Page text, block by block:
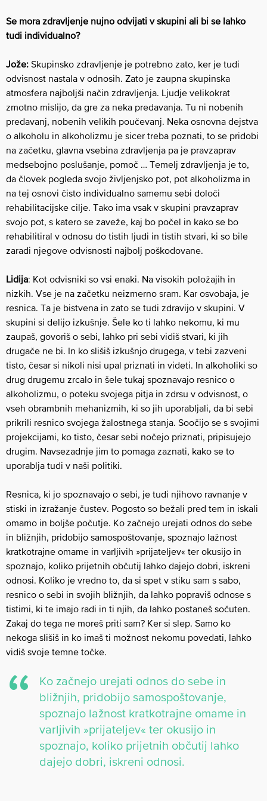
Se mora zdravljenje nujno odvijati v skupini ali bi se lahko
tudi individualno?
Jože: Skupinsko zdravljenje je potrebno zato, ker je tudi
odvisnost nastala v odnosih. Zato je zaupna skupinska
atmosfera najboljši način zdravljenja. Ljudje velikokrat
zmotno mislijo, da gre za neka predavanja. Tu ni nobenih
predavanj, nobenih velikih poučevanj. Neka osnovna dejstva
o alkoholu in alkoholizmu je sicer treba poznati, to se pridobi
na začetku, glavna vsebina zdravljenja pa je pravzaprav
medsebojno poslušanje, pomoč … Temelj zdravljenja je to,
da človek pogleda svojo življenjsko pot, pot alkoholizma in
na tej osnovi čisto individualno samemu sebi določi
rehabilitacijske cilje. Tako ima vsak v skupini pravzaprav
svojo pot, s katero se zaveže, kaj bo počel in kako se bo
rehabilitiral v odnosu do tistih ljudi in tistih stvari, ki so bile
zaradi njegove odvisnosti najbolj poškodovane.
Lidija: Kot odvisniki so vsi enaki. Na visokih položajih in
nizkih. Vse je na začetku neizmerno sram. Kar osvobaja, je
resnica. Ta je bistvena in zato se tudi zdravijo v skupini. V
skupini si delijo izkušnje. Šele ko ti lahko nekomu, ki mu
zaupaš, govoriš o sebi, lahko pri sebi vidiš stvari, ki jih
drugače ne bi. In ko slišiš izkušnjo drugega, v tebi zazveni
tisto, česar si nikoli nisi upal priznati in videti. In alkoholiki so
drug drugemu zrcalo in šele tukaj spoznavajo resnico o
alkoholizmu, o poteku svojega pitja in zdrsu v odvisnost, o
vseh obrambnih mehanizmih, ki so jih uporabljali, da bi sebi
prikrili resnico svojega žalostnega stanja. Soočijo se s svojimi
projekcijami, ko tisto, česar sebi nočejo priznati, pripisujejo
drugim. Navsezadnje jim to pomaga zaznati, kako se to
uporablja tudi v naši politiki.
Resnica, ki jo spoznavajo o sebi, je tudi njihovo ravnanje v
stiski in izražanje čustev. Pogosto so bežali pred tem in iskali
omamo in boljše počutje. Ko začnejo urejati odnos do sebe
in bližnjih, pridobijo samospoštovanje, spoznajo lažnost
kratkotrajne omame in varljivih »prijateljev« ter okusijo in
spoznajo, koliko prijetnih občutij lahko dajejo dobri, iskreni
odnosi. Koliko je vredno to, da si spet v stiku sam s sabo,
resnico o sebi in svojih bližnjih, da lahko popraviš odnose s
tistimi, ki te imajo radi in ti njih, da lahko postaneš sočuten.
Zakaj do tega ne moreš priti sam? Ker si slep. Samo ko
nekoga slišiš in ko imaš ti možnost nekomu povedati, lahko
vidiš svoje temne točke.
Ko začnejo urejati odnos do sebe in
bližnjih, pridobijo samospoštovanje,
spoznajo lažnost kratkotrajne omame in
varljivih »prijateljev« ter okusijo in
spoznajo, koliko prijetnih občutij lahko
dajejo dobri, iskreni odnosi.